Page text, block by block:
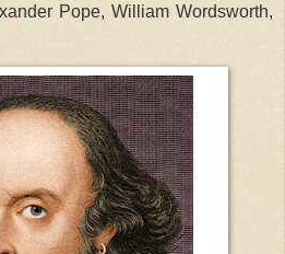
Pope, William Wordsworth,